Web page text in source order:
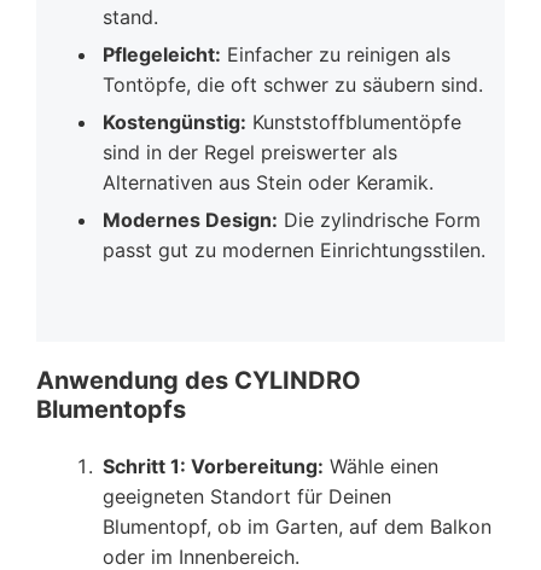
stand.
Pflegeleicht: Einfacher zu reinigen als
Tontöpfe, die oft schwer zu säubern sind.
Kostengünstig: Kunststoffblumentöpfe
sind in der Regel preiswerter als
Alternativen aus Stein oder Keramik.
Modernes Design: Die zylindrische Form
passt gut zu modernen Einrichtungsstilen.
Anwendung des CYLINDRO
Blumentopfs
Schritt 1: Vorbereitung: Wähle einen
geeigneten Standort für Deinen
Blumentopf, ob im Garten, auf dem Balkon
oder im Innenbereich.